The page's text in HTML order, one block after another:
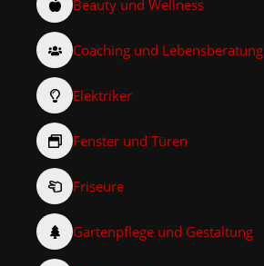
Beauty und Wellness
Coaching und Lebensberatung
Elektriker
Fenster und Türen
Friseure
Gartenpflege und Gestaltung